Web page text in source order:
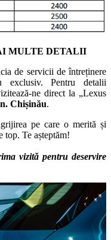
MULTE DETALII
de servicii de întreținere
Pentru detalii
ne direct la „Lexus
Chișinău.
pe care o merită și
top. Te așteptăm!
vizită pentru deservire